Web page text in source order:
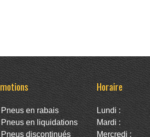
en rabais
en liquidations
discontinués
Horaire
Lundi :
Mardi :
Mercredi :